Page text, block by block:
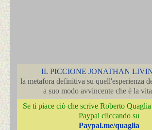
IL PICCIONE JONATHAN
la metafora definitiva su quell'esperienza
a suo modo avvincente che è la
Se ti piace ciò che scrive Roberto
Paypal cliccando su
Paypal.me/quaglia